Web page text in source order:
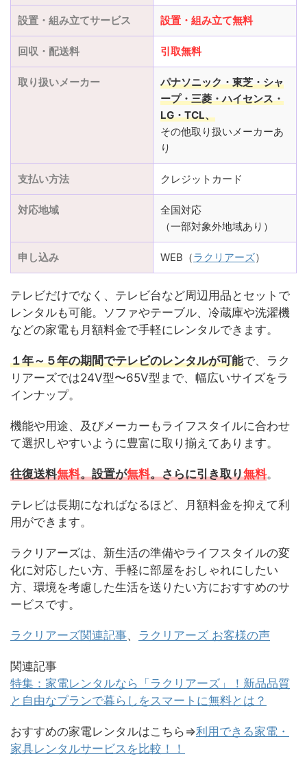
設置・組み立てサービス 設置 ・ 組み立て無料
回収・配送料 引取無料
取り扱いメーカー
パナソニック・東芝・シャ
ープ・三菱・ハイセンス・
LG・TCL、
その他取り扱いメーカーあ
り
支払い方法 クレジットカード
対応地域
全国対応
（一部対象外地域あり）
申し込み WEB（ラクリアーズ）
テレビだけでなく、テレビ台など周辺用品とセットで
レンタルも可能。ソファやテーブル、冷蔵庫や洗濯機
などの家電も月額料金で手軽にレンタルできます。
１年～５年の期間でテレビのレンタルが可能で、ラク
リアーズでは24V型〜65V型まで、幅広いサイズをラ
インナップ。
機能や用途、及びメーカーもライフスタイルに合わせ
て選択しやすいように豊富に取り揃えてあります。
往復送料無料。設置が無料。さらに引き取り無料。
テレビは長期になればなるほど、月額料金を抑えて利
用ができます。
ラクリアーズは、新生活の準備やライフスタイルの変
化に対応したい方、手軽に部屋をおしゃれにしたい
方、環境を考慮した生活を送りたい方におすすめのサ
ービスです。
ラクリアーズ関連記事、 ラクリアーズ お客様の声
関連記事
特集：家電レンタルなら「ラクリアーズ」！新品品質
と自由なプランで暮らしをスマートに無料とは？
おすすめの家電レンタルはこちら⇒利用できる家電・
家具レンタルサービスを比較！！